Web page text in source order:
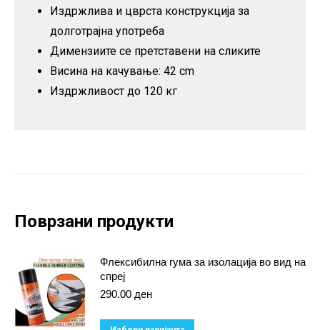
Издржлива и цврста конструкција за
долготрајна употреба
Димензиите се претставени на сликите
Висина на качување: 42 cm
Издржливост до 120 кг
Поврзани продукти
Флексибилна гума за изолација во вид на
спреј
290.00 ден